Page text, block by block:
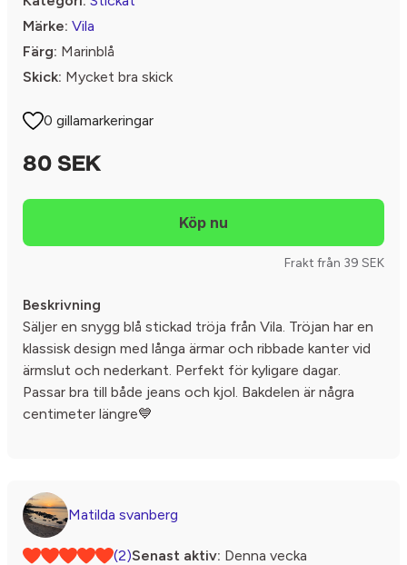
Märke: Vila
Färg: Marinblå
Skick: Mycket bra skick
0 gillamarkeringar
80 SEK
Frakt från 39 SEK
Beskrivning
Säljer en snygg blå stickad tröja från Vila. Tröjan har en
klassisk design med långa ärmar och ribbade kanter vid
ärmslut och nederkant. Perfekt för kyligare dagar.
Passar bra till både jeans och kjol. Bakdelen är några
centimeter längre💙
Matilda svanberg
(2)Senast aktiv: Denna vecka